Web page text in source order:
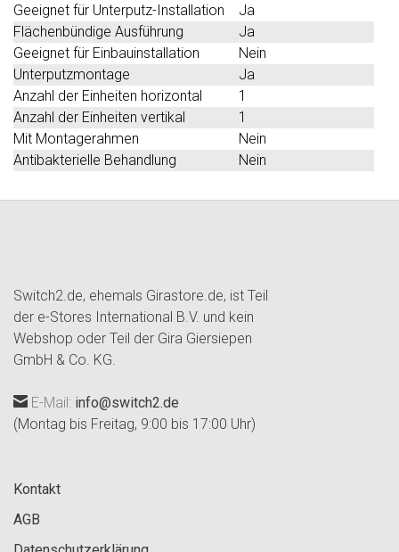
Geeignet für Unterputz-Installation
Ja
Flächenbündige Ausführung
Ja
Geeignet für Einbauinstallation
Nein
Unterputzmontage
Ja
Anzahl der Einheiten horizontal
1
Anzahl der Einheiten vertikal
1
Mit Montagerahmen
Nein
Antibakterielle Behandlung
Nein
Switch2.de, ehemals Girastore.de, ist Teil
der e-Stores International B.V. und kein
Webshop oder Teil der Gira Giersiepen
GmbH & Co. KG.
E-Mail: info@switch2.de
(Montag bis Freitag, 9:00 bis 17:00 Uhr)
Kontakt
AGB